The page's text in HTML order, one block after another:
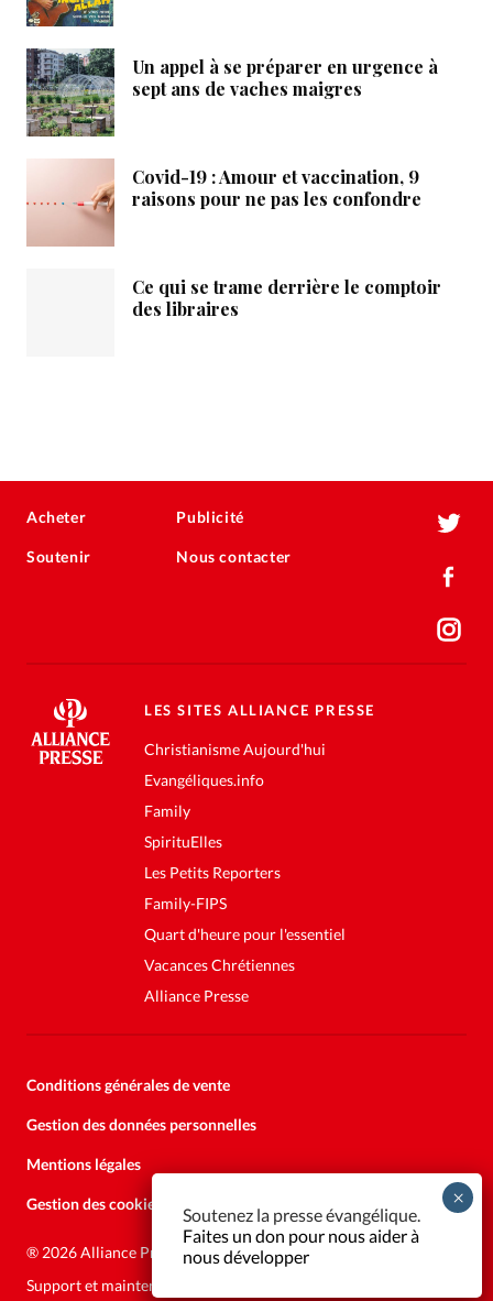
Un appel à se préparer en urgence à
sept ans de vaches maigres
Covid-19 : Amour et vaccination, 9
raisons pour ne pas les confondre
Ce qui se trame derrière le comptoir
des libraires
Acheter
Soutenir
Publicité
Nous contacter
LES SITES ALLIANCE PRESSE
Christianisme Aujourd'hui
Evangéliques.info
Family
SpirituElles
Les Petits Reporters
Family-FIPS
Quart d'heure pour l'essentiel
Vacances Chrétiennes
Alliance Presse
Conditions générales de vente
Gestion des données personnelles
Mentions légales
Gestion des cookies
® 2026 Alliance Presse
Support et maintenance:
Soutenez la presse évangélique.
Faites un don pour nous aider à
nous développer